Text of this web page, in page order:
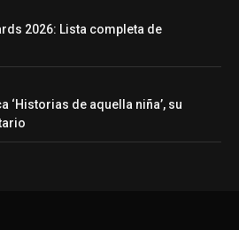
2026: Lista completa de
‘Historias de aquella niña’, su